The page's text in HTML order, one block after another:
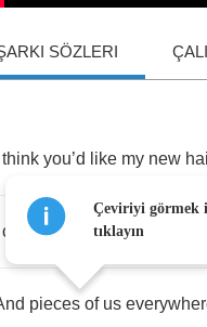
SÖZLERI
think you’d like my new
cut it when you weren
pieces of us
Çeviriyi görmek
tıklayın